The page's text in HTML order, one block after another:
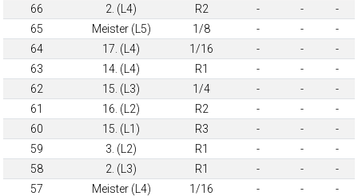
66
2. (L4) R2 - -
-
65
Meister (L5) 1/8 - -
-
64
17. (L4) 1/16 - -
-
63
14. (L4) R1 - -
-
62
15. (L3) 1/4 - -
-
61
16. (L2) R2 - -
-
60
15. (L1) R3 - -
-
59
3. (L2) R1 - -
-
58
2. (L3) R1 - -
-
57
Meister (L4) 1/16 - -
-